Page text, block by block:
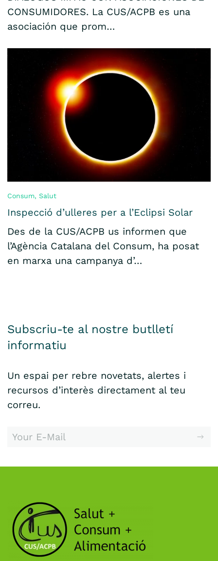
CONSUMIDORES. La CUS/ACPB es una
asociación que prom…
Consum, Salut
Inspecció d’ulleres per a l’Eclipsi Solar
Des de la CUS/ACPB us informen que
l’Agència Catalana del Consum, ha posat
en marxa una campanya d’…
Subscriu-te al nostre butlletí
informatiu
Un espai per rebre novetats, alertes i
recursos d’interès directament al teu
correu.